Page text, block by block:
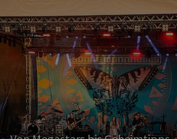
Alle
Veranstaltungen
Alle Veranstaltungen in den Orten der
Donauregion Oberösterreich auf einen
Blick – übersichtlich, aktuell und nach
Datum sortiert.